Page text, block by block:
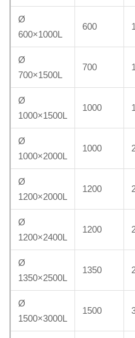
Ø
600×1000L
600
Ø
700×1500L
700
Ø
1000×1500L
1000
Ø
1000×2000L
1000
Ø
1200×2000L
1200
Ø
1200×2400L
1200
Ø
1350×2500L
1350
Ø
1500×3000L
1500